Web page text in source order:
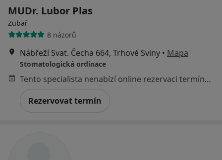
MUDr. Lubor Plas
Zubař
8 názorů
Nábřeží Svat. Čecha 664, Trhové Sviny • Mapa
Stomatologická ordinace
Tento specialista nenabízí online rezervaci termínu na této adrese.
Rezervovat termín